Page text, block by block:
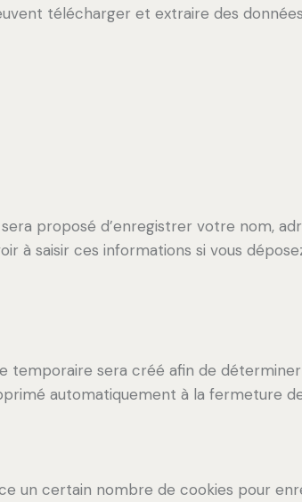
télécharger et extraire des
proposé d’enregistrer votre nom,
à saisir ces informations si vous
temporaire sera créé afin de
automatiquement à la fermeture
un certain nombre de cookies pour